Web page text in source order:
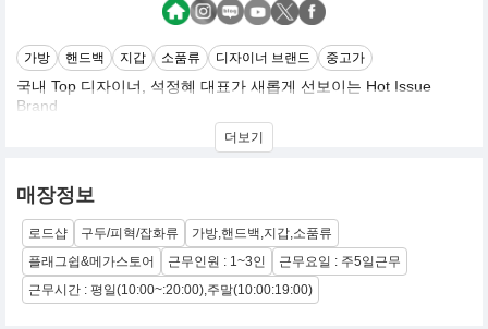
가방 핸드백 지갑 소품류 디자이너 브랜드 중고가
국내 Top 디자이너, 석정혜 대표가 새롭게 선보이는 Hot Issue
Brand
<vunque>는 어디에서도 라는 뜻의 이탈리아어에서 시작된 이름으
더보기
매장정보
로드샵 구두/피혁/잡화류
가방,핸드백,지갑,소품류
플래그쉽&메가스토어
근무인원 : 1~3인
근무요일 : 주5일근무
근무시간 : 평일(10:00~:20:00),주말(10:00:19:00)